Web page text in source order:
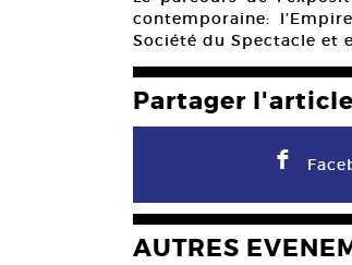
contemporaine:
Société du Spectacle et
Partager
F
AUTRES